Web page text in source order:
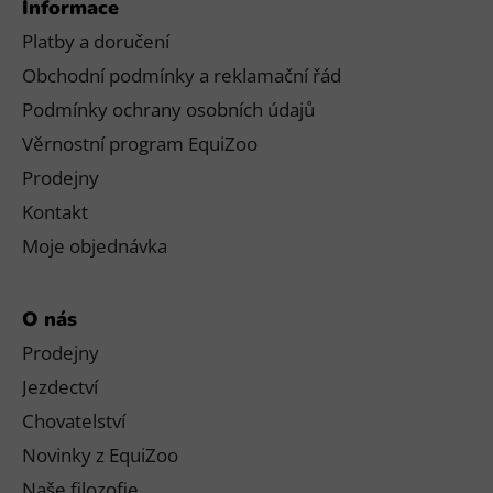
Informace
Platby a doručení
Obchodní podmínky a reklamační řád
Podmínky ochrany osobních údajů
Věrnostní program EquiZoo
Prodejny
Kontakt
Moje objednávka
O nás
Prodejny
Jezdectví
Chovatelství
Novinky z EquiZoo